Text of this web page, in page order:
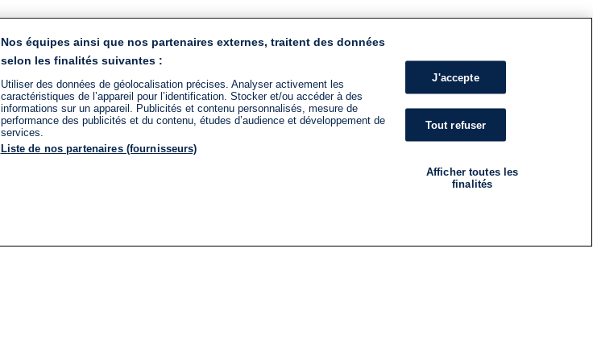
Nos équipes ainsi que nos partenaires externes, traitent des données
selon les finalités suivantes :
Utiliser des données de géolocalisation précises. Analyser activement les
caractéristiques de l’appareil pour l’identification. Stocker et/ou accéder à des
informations sur un appareil. Publicités et contenu personnalisés, mesure de
performance des publicités et du contenu, études d’audience et développement de
services.
Liste de nos partenaires (fournisseurs)
J'accepte
Tout refuser
Afficher toutes les
finalités